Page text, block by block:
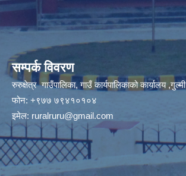
सम्पर्क विवरण
रुरुक्षेत्र गाउँपालिका, गाउँ कार्यपालिकाको कार्यालय ,गुल्मी
फोन: +९७७ ७९४१०१०४
इमेल: ruralruru@gmail.com